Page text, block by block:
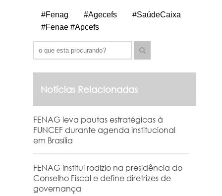
#Fenag #Agecefs #SaúdeCaixa
#Fenae #Apcefs
Notícias Relacionadas
FENAG leva pautas estratégicas à
FUNCEF durante agenda institucional
em Brasília
FENAG institui rodízio na presidência do
Conselho Fiscal e define diretrizes de
governança